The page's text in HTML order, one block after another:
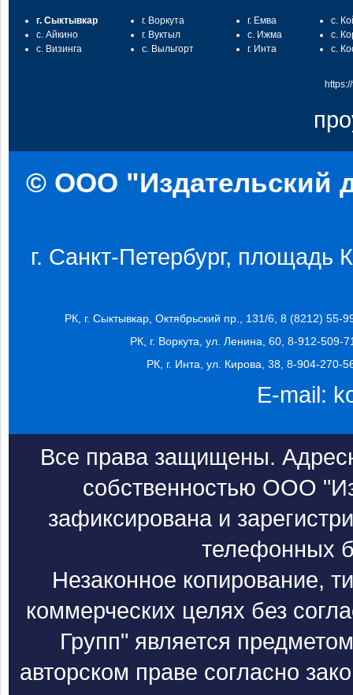
г. Сыктывкар
с. Айкино
с. Визинга
г. Воркута
г. Вуктыл
с. Выльгорт
г. Емва
с. Ижма
г. Инта
с.
с.
с.
© ООО "Издательский
г. Санкт-Петербург, площадь
РК, г. Сыктывкар, Октябрьский пр., 131/6, 8 (8212) 55-
РК, г. Воркута, ул. Ленина, 60, 8-912-509-
РК, г. Инта, ул. Кирова, 38, 8-904-270-
E-mail:
Все права защищены.
собственностью ООО
зафиксирована и
телефонных
Незаконное копирование,
коммерческих целях без
Групп" является
авторском праве согласно